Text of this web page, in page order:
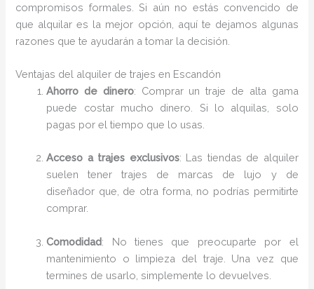
compromisos formales. Si aún no estás convencido de
que alquilar es la mejor opción, aquí te dejamos algunas
razones que te ayudarán a tomar la decisión.
Ventajas del alquiler de trajes en Escandón
Ahorro de dinero: Comprar un traje de alta gama
puede costar mucho dinero. Si lo alquilas, solo
pagas por el tiempo que lo usas.
Acceso a trajes exclusivos: Las tiendas de alquiler
suelen tener trajes de marcas de lujo y de
diseñador que, de otra forma, no podrías permitirte
comprar.
Comodidad: No tienes que preocuparte por el
mantenimiento o limpieza del traje. Una vez que
termines de usarlo, simplemente lo devuelves.